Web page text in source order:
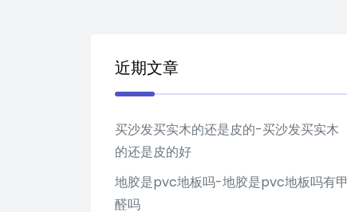
近期文章
买沙发买实木的还是皮的-买沙发买实木
的还是皮的好
地胶是pvc地板吗-地胶是pvc地板吗有甲
醛吗